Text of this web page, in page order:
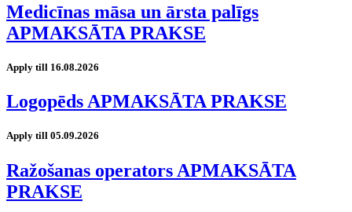
Medicīnas māsa un ārsta palīgs
APMAKSĀTA PRAKSE
Apply till 16.08.2026
Logopēds APMAKSĀTA PRAKSE
Apply till 05.09.2026
Ražošanas operators APMAKSĀTA
PRAKSE